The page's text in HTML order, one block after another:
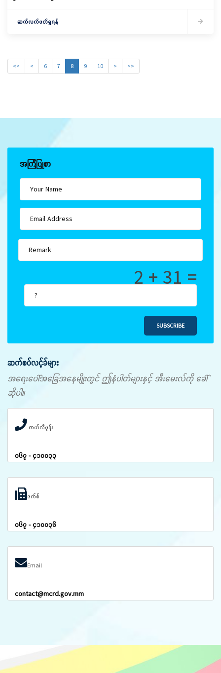
ဆက်လက်ဖတ်ရှုရန်
<< < 6 7 8 9 10 > >>
အကြံပြုစာ
2 + 31 =
SUBSCRIBE
ဆက်စပ်လင့်ခ်များ
အရေးပေါ်အခြေအနေမျိုးတွင် ဤနံပါတ်များနှင့် အီးမေးလ်ကို ခေါ်
ဆိုပါ။
တယ်လီဖုန်း
၀၆၇ - ၄၁၀၀၃၃
ဖက်စ်
၀၆၇ - ၄၁၀၀၃၆
Email
contact@mcrd.gov.mm